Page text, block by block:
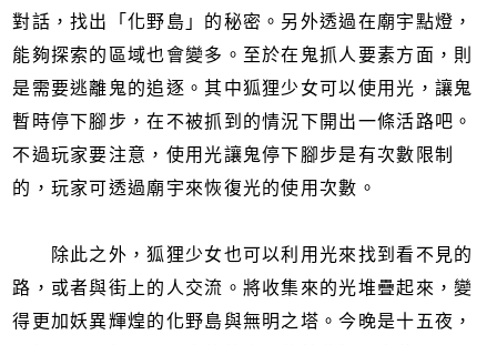
對話，找出「化野島」的秘密。另外透過在廟宇點燈，
能夠探索的區域也會變多。至於在鬼抓人要素方面，則
是需要逃離鬼的追逐。其中狐狸少女可以使用光，讓鬼
暫時停下腳步，在不被抓到的情況下開出一條活路吧。
不過玩家要注意，使用光讓鬼停下腳步是有次數限制
的，玩家可透過廟宇來恢復光的使用次數。
除此之外，狐狸少女也可以利用光來找到看不見的
路，或者與街上的人交流。將收集來的光堆疊起來，變
得更加妖異輝煌的化野島與無明之塔。今晚是十五夜，